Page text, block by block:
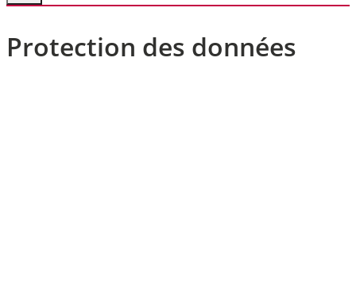
Protection des données